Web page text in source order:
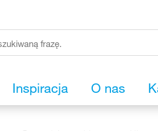
Inspiracja O nas